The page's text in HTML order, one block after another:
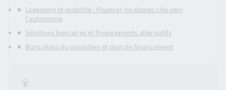
Logement et mobilité : financer les étapes clés vers
l’autonomie
Solutions bancaires et financements alternatifs
Bons plans du quotidien et plan de financement